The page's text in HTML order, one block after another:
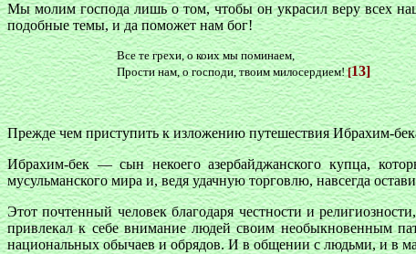
Мы молим господа лишь о том, чтобы он украсил веру всех
подобные темы, и да поможет нам бог!
Все те грехи, о коих мы поминаем,
Прости нам, о господи, твоим милосердием![13]
Прежде чем приступить к изложению путешествия Ибрахим-
Ибрахим-бек — сын некоего азербайджанского купца,
мусульманского мира и, ведя удачную торговлю, навсегда
Этот почтенный человек благодаря честности и
привлекал к себе внимание людей своим необыкновенным
национальных обычаев и обрядов. И в общении с людьми, и в